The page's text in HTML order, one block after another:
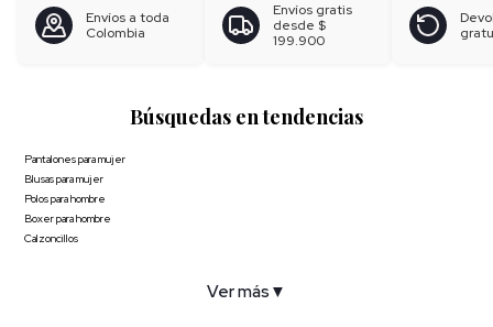
Envíos a toda
Colombia
Envíos gratis
desde $
199.900
Búsquedas en tendencias
Pantalones para mujer
Blusas para mujer
Polos para hombre
Boxer para hombre
Calzoncillos
Ver más ▼